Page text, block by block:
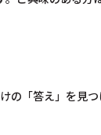
の「答え」を見